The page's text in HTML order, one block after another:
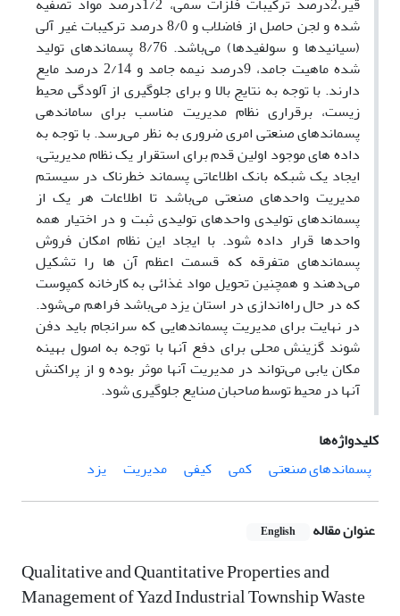
شده و لجن حاصل از فاضلاب و 8/0 درصد ترکیبات غیر آلی
(سیانیدها و سولفیدها) می‌باشد. 8/76 پسماندهای تولید
شده ماهیت جامد، 9درصد نیمه جامد و 2/14 درصد مایع
دارند. با توجه به نتایج بالا و برای جلوگیری از آلودگی محیط
زیست، برقراری نظام مدیریت مناسب برای ساماندهی
پسماندهای صنعتی امری ضروری به نظر می‌رسد. با توجه به
داده های موجود اولین قدم برای استقرار یک نظام مدیریتی،
ایجاد یک شبکه بانک اطلاعاتی پسماند خطرناک در سیستم
مدیریت واحدهای صنعتی می‌باشد تا اطلاعات هر یک از
پسماندهای تولیدی واحدهای تولیدی ثبت و در اختیار همه
واحدها قرار داده شود. با ایجاد این نظام امکان فروش
پسماندهای متفرقه که قسمت اعظم آن ها را تشکیل
می‌دهند و همچنین تحویل مواد غذائی به کارخانه کمپوست
که در حال راه‌اندازی در استان یزد می‌باشد فراهم می‌شود.
در نهایت برای مدیریت پسماندهایی که سرانجام باید دفن
شوند گزینش محلی برای دفع آنها با توجه به اصول بهینه
مکان یابی می‌تواند در مدیریت آنها موثر بوده و از پراکنش
آنها در محیط توسط صاحبان صنایع جلوگیری شود.
کلیدواژه‌ها
پسماندهای صنعتی
کمی کیفی مدیریت یزد
عنوان مقاله English
Qualitative and Quantitative Properties and
Management of Yazd Industrial Township Waste